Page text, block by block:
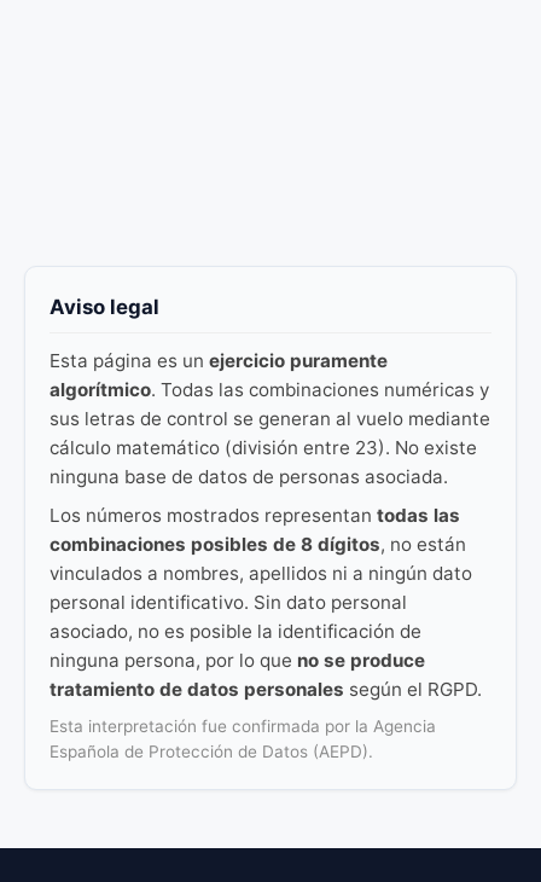
Aviso legal
Esta página es un ejercicio puramente
algorítmico. Todas las combinaciones numéricas y
sus letras de control se generan al vuelo mediante
cálculo matemático (división entre 23). No existe
ninguna base de datos de personas asociada.
Los números mostrados representan todas las
combinaciones posibles de 8 dígitos, no están
vinculados a nombres, apellidos ni a ningún dato
personal identificativo. Sin dato personal
asociado, no es posible la identificación de
ninguna persona, por lo que no se produce
tratamiento de datos personales según el RGPD.
Esta interpretación fue confirmada por la Agencia
Española de Protección de Datos (AEPD).